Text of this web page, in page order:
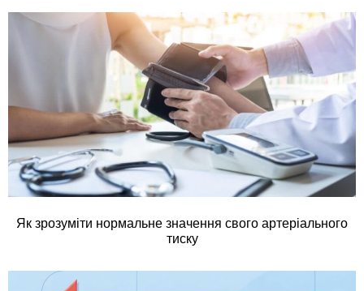
Як зрозуміти нормальне значення свого артеріального
тиску